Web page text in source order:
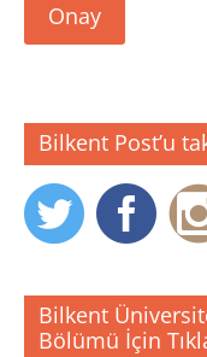
Onay
Bilkent Post’u
Bilkent
Bölümü İçin